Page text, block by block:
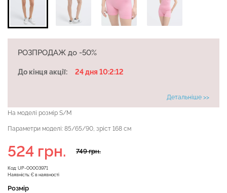
РОЗПРОДАЖ до -50%
До кінця акції: 24 дня 10:2:11
Детальніше >>
На моделі розмір S/M
Параметри моделі: 85/65/90, зріст 168 см
Код: UP-00003971
Наявність: Є в наявності
749 грн.
524 грн.
Розмір
талією TRACKS 01
384 грн.549 грн.
легкою корекцією
258 грн.369 грн.